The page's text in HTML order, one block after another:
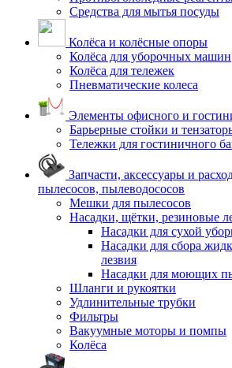
Средства для мытья посуды
Колёса и колёсные опоры
Колёса для уборочных машин
Колёса для тележек
Пневматические колеса
Элементы офисного и
Барьерные стойки и
Тележки для гостиничного
Запчасти, аксессуары и
пылесосов, пылеводососов
Мешки для пылесосов
Насадки, щётки, резиновые
Насадки для сухой
Насадки для сбора
лезвия
Насадки для моющих
Шланги и рукоятки
Удлинительные трубки
Фильтры
Вакуумные моторы и помпы
Колёса